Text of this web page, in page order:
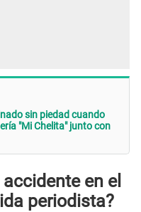
sin piedad cuando
"Mi Chelita" junto con
en el
periodista?